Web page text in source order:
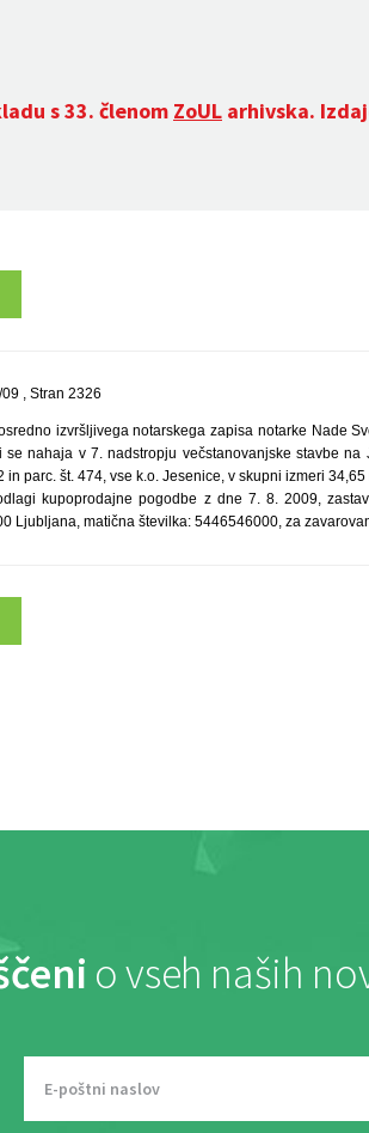
s 33. členom ZoUL arhivska.
, Stran 2326
izvršljivega notarskega zapisa notarke Nade
se nahaja v 7. nadstropju večstanovanjske stavbe
in parc. št. 474, vse k.o. Jesenice, v skupni izmeri
kupoprodajne pogodbe z dne 7. 8. 2009,
Ljubljana, matična številka: 5446546000, za
o vseh naših